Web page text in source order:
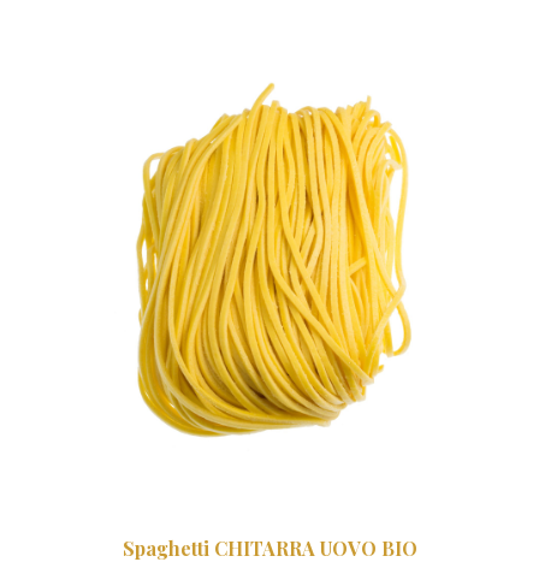
Spaghetti CHITARRA UOVO BIO